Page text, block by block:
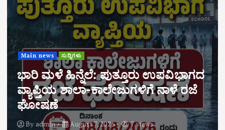
Main news ಸುದ್ದಿಗಳು
ಬಂಗಾಡಿ ಸಹಕಾರಿ ವ್ಯವಸಾಯಿಕ ಸಂಘದ
ವಾರ್ಷಿಕ ಮಹಾಸಭೆ ಆ.29ರಂದು
ನಡೆಯಲಿದೆ. ಶೇ.70ಕ್ಕಿಂತ ಹೆಚ್ಚು ಅಂಕ
ಪಡೆದ ಸದಸ್ಯರ ಮಕ್ಕಳಿಗೆ ವಿದ್ಯಾರ್ಥಿವೇತನಕ್ಕೆ
ಅರ್ಜಿ ಆಹ್ವಾನ
By admin August 7, 2026 6 views